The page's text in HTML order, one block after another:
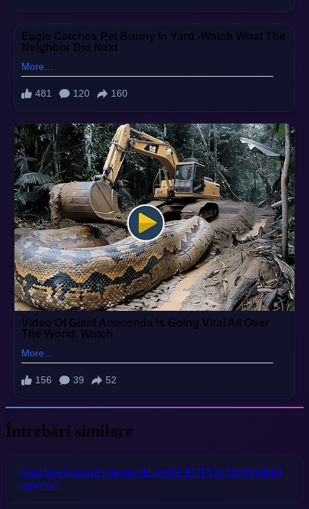
Întrebări similare
Cum funcționează sistemul de credite ECTS în învățământul
superior?